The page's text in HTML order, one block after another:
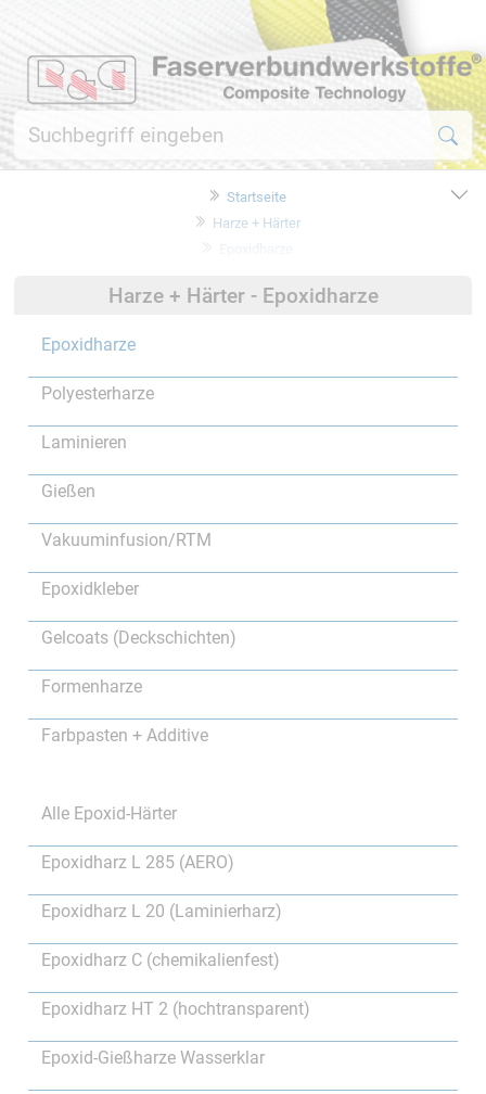
Startseite
Harze + Härter
Epoxidharze
Harze + Härter - Epoxidharze
Epoxidharze
Polyesterharze
Laminieren
Gießen
Vakuuminfusion/RTM
Epoxidkleber
Gelcoats (Deckschichten)
Formenharze
Farbpasten + Additive
Alle Epoxid-Härter
Epoxidharz L 285 (AERO)
Epoxidharz L 20 (Laminierharz)
Epoxidharz C (chemikalienfest)
Epoxidharz HT 2 (hochtransparent)
Epoxid-Gießharze Wasserklar